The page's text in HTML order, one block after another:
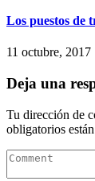
Los puestos de
11 octubre, 2017
Deja una
Tu dirección de
obligatorios